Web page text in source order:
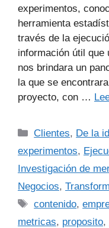
experimentos,
herramienta
través de la
información útil que
nos brindara un
la que se
proyecto, con …
Clientes, De la
experimentos,
Investigación de
Negocios,
contenido,
metricas, proposito,